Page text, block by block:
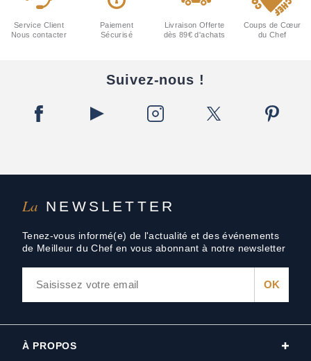
La NEWSLETTER
Tenez-vous informé(e) de l'actualité et des événements
de Meilleur du Chef en vous abonnant à notre newsletter
Service Client
Nous contacter
Paiement
Sécurisé
Livraison Offerte
dès 89€ d'achats
Coups de Cœur
du Chef
Suivez-nous !
À PROPOS